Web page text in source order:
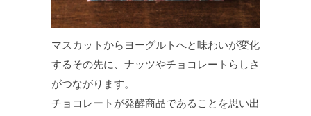
マスカットからヨーグルトへと味わいが変化
するその先に、ナッツやチョコレートらしさ
がつながります。
チョコレートが発酵商品であることを思い出